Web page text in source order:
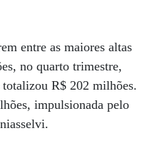
entre as maiores altas
no quarto trimestre,
R$ 202 milhões.
impulsionada pelo